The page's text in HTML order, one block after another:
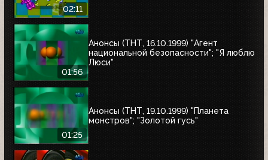
02:11
01:56
Анонсы (ТНТ, 16.10.1999) "Агент
национальной безопасности"; "Я люблю
Люси"
01:25
Анонсы (ТНТ, 19.10.1999) "Планета
монстров"; "Золотой гусь"